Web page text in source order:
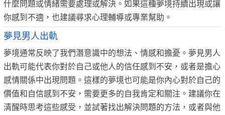
什麼問題或情緒需要處理或解決。如果這種夢境持續出現或讓
你感到不適，也建議尋求心理輔導或專業幫助。
夢見男人出軌
夢境通常反映了我們潛意識中的想法、情感和擔憂。夢見男人
出軌可能代表你對於自己或他人的信任感到不安，或者是擔心
感情關係中出現問題。這樣的夢境也可能是你內心對於自己的
價值和自信感到不安，需要更多的自我肯定和關注。建議你在
清醒時思考這些感受，並試著找出解決問題的方法，或者與他